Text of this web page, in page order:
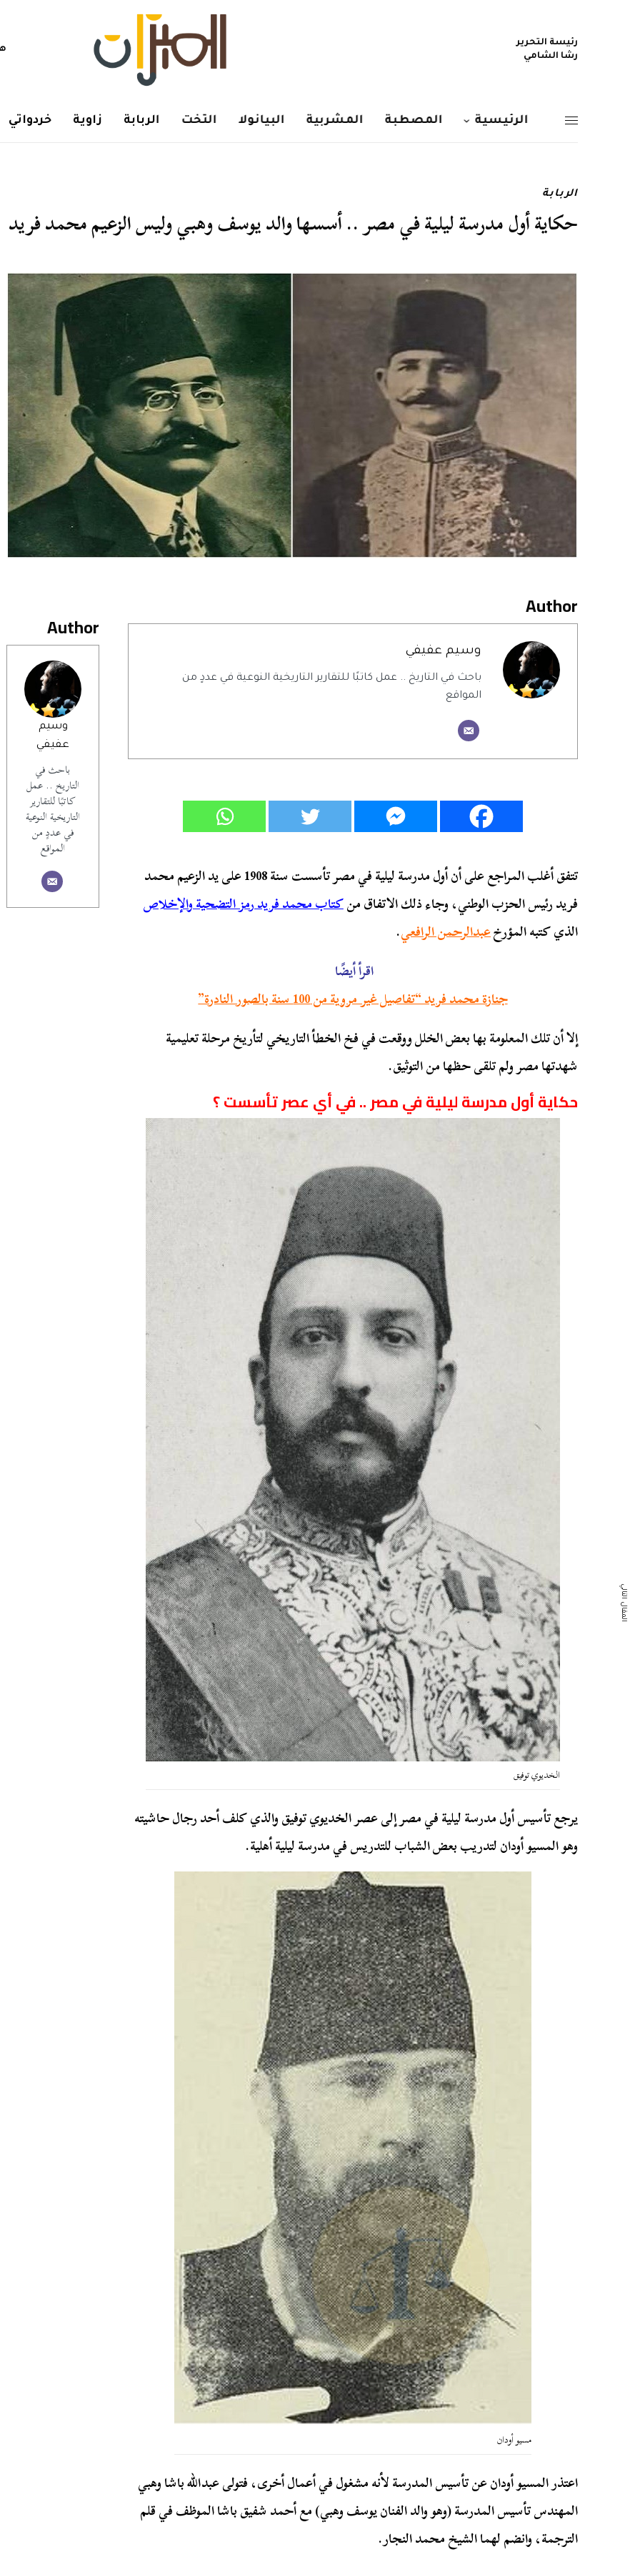
رئيسة التحرير
رشا الشامي
الرئيسية المصطبة المشربية البيانولا التخت الربابة زاوية خردواتي
الربابة
حكاية أول مدرسة ليلية في مصر .. أسسها والد يوسف وهبي وليس الزعيم محمد فريد
Author
وسيم
عفيفي
باحث في
التاريخ .. عمل
كاتبًا للتقارير
التاريخية النوعية
في عددٍ من
المواقع
Author
وسيم عفيفي
باحث في التاريخ .. عمل كاتبًا للتقارير التاريخية النوعية في عددٍ من
المواقع
تتفق أغلب المراجع على أن أول مدرسة ليلية في مصر تأسست سنة 1908 على يد الزعيم محمد
فريد رئيس الحزب الوطني، وجاء ذلك الاتفاق منكتاب محمد فريد رمز التضحية والإخلاص
الذي كتبه المؤرخعبدالرحمن الرافعي.
اقرأ أيضًا
جنازة محمد فريد “تفاصيل غير مروية من 100 سنة بالصور النادرة”
إلا أن تلك المعلومة بها بعض الخلل ووقعت في فخ الخطأ التاريخي لتأريخ مرحلة تعليمية
شهدتها مصر ولم تلقى حظها من التوثيق.
حكاية أول مدرسة ليلية في مصر .. في أي عصر تأسست ؟
الخديوي توفيق
يرجع تأسيس أول مدرسة ليلية في مصر إلى عصر الخديوي توفيق والذي كلف أحد رجال حاشيته
وهو المسيو أودان لتدريب بعض الشباب للتدريس في مدرسة ليلية أهلية.
مسيو أودان
اعتذر المسيو أودان عن تأسيس المدرسة لأنه مشغول في أعمال أخرى، فتولى عبدالله باشا وهبي
المهندس تأسيس المدرسة (وهو والد الفنان يوسف وهبي) مع أحمد شفيق باشا الموظف في قلم
الترجمة، وانضم لهما الشيخ محمد النجار.
المقال التالي